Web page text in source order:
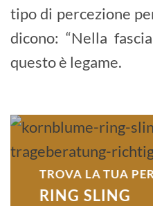
tipo di percezione
dicono: “Nella
questo è legame.
TROVA LA TUA
RING SLING